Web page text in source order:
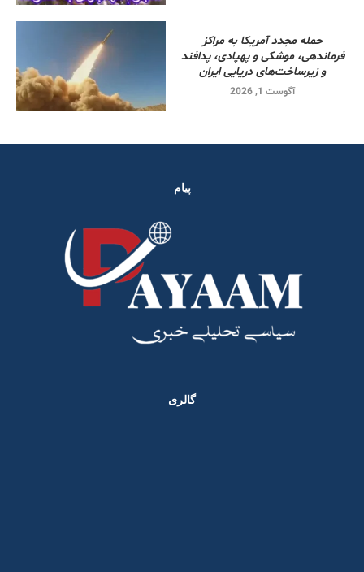
حمله مجدد آمریکا به مراکز
فرماندهی، موشکی و پهپادی، پدافند
و زیرساخت‌های دریایی ایران
آگوست 1, 2026
پیام
گالری